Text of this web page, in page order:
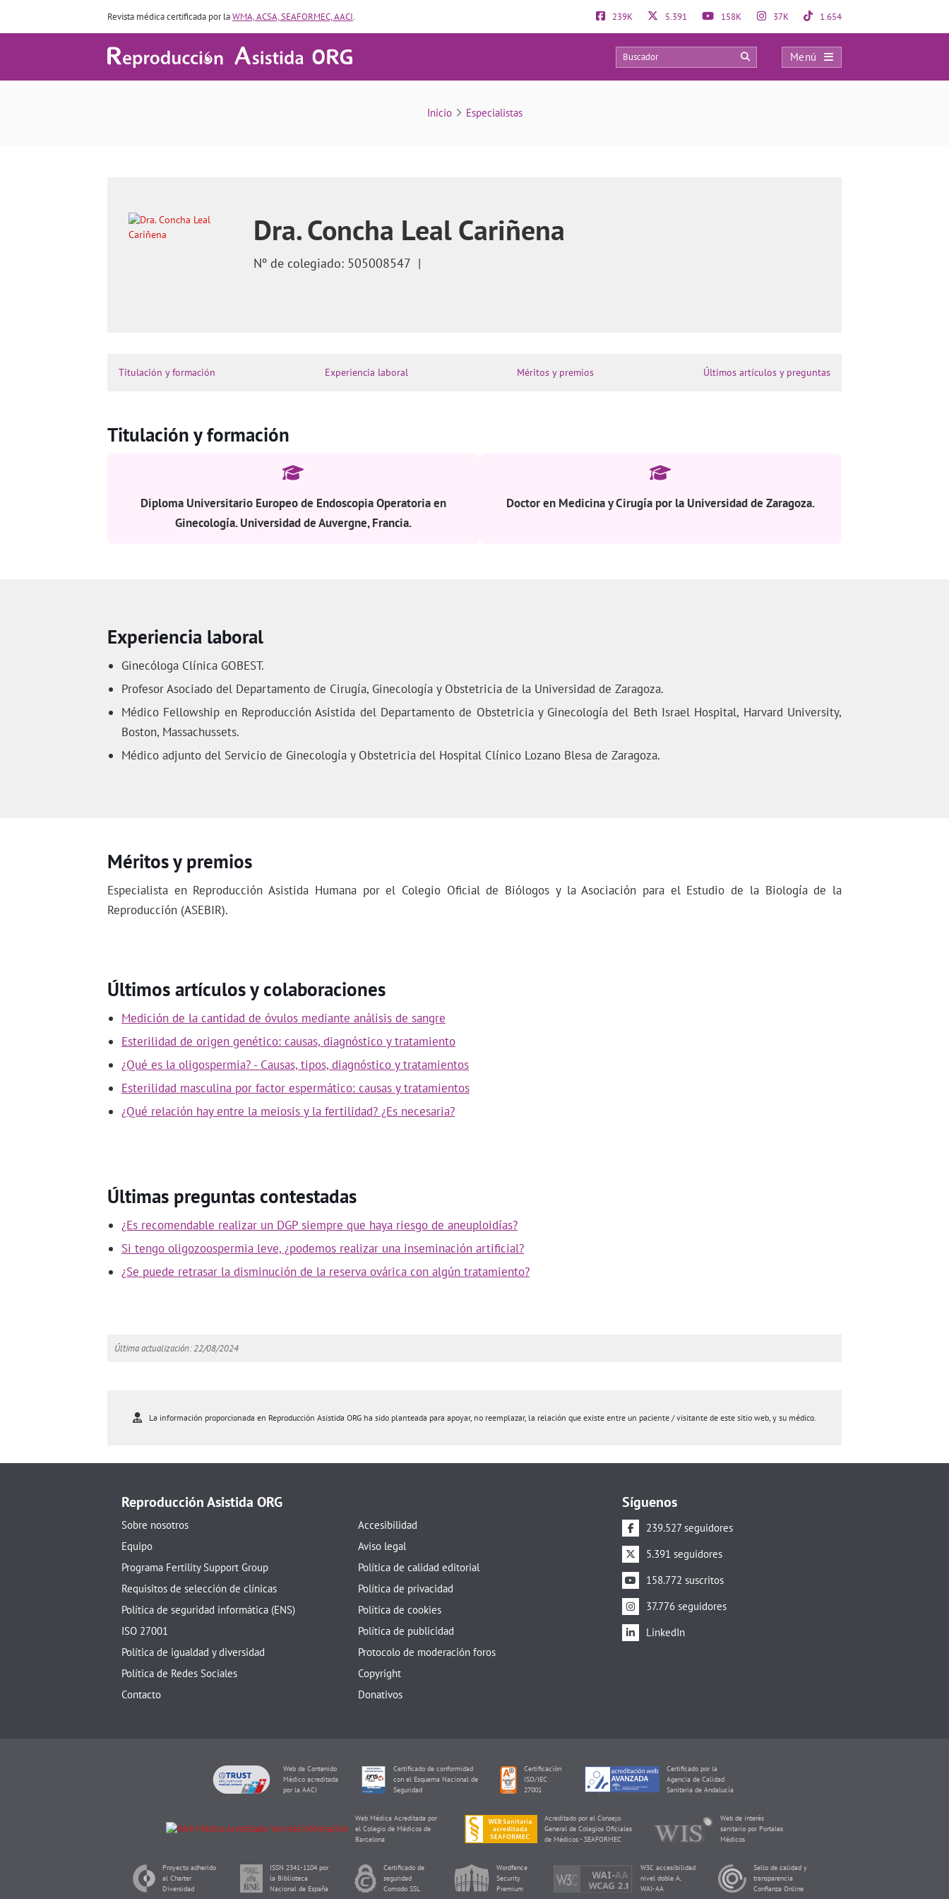
Revista médica certificada por laWMA, ACSA, SEAFORMEC, AACI. 239K 5.391 158K 37K 1.654
Menú
¿Qué relación hay entre la meiosis y la fertilidad? ¿Es necesaria?
47 0
Inicio Especialistas
Dra. Concha Leal Cariñena
Nº de colegiado: 505008547 |
Titulación y formación Experiencia laboral Méritos y premios Últimos artículos y preguntas
Titulación y formación
Diploma Universitario Europeo de Endoscopia Operatoria en
Ginecología. Universidad de Auvergne, Francia.
Doctor en Medicina y Cirugía por la Universidad de Zaragoza.
Experiencia laboral
Ginecóloga Clínica GOBEST.
Profesor Asociado del Departamento de Cirugía, Ginecología y Obstetricia de la Universidad de Zaragoza.
Médico Fellowship en Reproducción Asistida del Departamento de Obstetricia y Ginecología del Beth Israel Hospital, Harvard University,
Boston, Massachussets.
Médico adjunto del Servicio de Ginecología y Obstetricia del Hospital Clínico Lozano Blesa de Zaragoza.
Méritos y premios
Especialista en Reproducción Asistida Humana por el Colegio Oficial de Biólogos y la Asociación para el Estudio de la Biología de la
Reproducción (ASEBIR).
Últimos artículos y colaboraciones
Medición de la cantidad de óvulos mediante análisis de sangre
Esterilidad de origen genético: causas, diagnóstico y tratamiento
¿Qué es la oligospermia? - Causas, tipos, diagnóstico y tratamientos
Esterilidad masculina por factor espermático: causas y tratamientos
¿Qué relación hay entre la meiosis y la fertilidad? ¿Es necesaria?
Últimas preguntas contestadas
¿Es recomendable realizar un DGP siempre que haya riesgo de aneuploidías?
Si tengo oligozoospermia leve, ¿podemos realizar una inseminación artificial?
¿Se puede retrasar la disminución de la reserva ovárica con algún tratamiento?
Última actualización: 22/08/2024
La información proporcionada en Reproducción Asistida ORG ha sido planteada para apoyar, no reemplazar, la relación que existe entre un paciente / visitante de este sitio web, y su médico.
Reproducción Asistida ORG
Sobre nosotros
Equipo
Programa Fertility Support Group
Requisitos de selección de clínicas
Política de seguridad informática (ENS)
ISO 27001
Política de igualdad y diversidad
Política de Redes Sociales
Contacto
Accesibilidad
Aviso legal
Política de calidad editorial
Política de privacidad
Política de cookies
Política de publicidad
Protocolo de moderación foros
Copyright
Donativos
Síguenos
239.527 seguidores
5.391 seguidores
158.772 suscritos
37.776 seguidores
LinkedIn
Web de Contenido
Médico acreditada
por la AACI
Certificado de conformidad
con el Esquema Nacional de
Seguridad
Certificación
ISO/IEC
27001
Certificado por la
Agencia de Calidad
Sanitaria de Andalucía
Web Médica Acreditada por
el Colegio de Médicos de
Barcelona
Acreditado por el Consejo
General de Colegios Oficiales
de Médicos - SEAFORMEC
Web de interés
sanitario por Portales
Médicos
Proyecto adherido
al Charter
Diversidad
ISSN 2341-1104 por
la Biblioteca
Nacional de España
Certificado de
seguridad
Comodo SSL
Wordfence
Security
Premium
W3C accesibilidad
nivel doble A,
WAI-AA
Sello de calidad y
transparencia
Confianza Online